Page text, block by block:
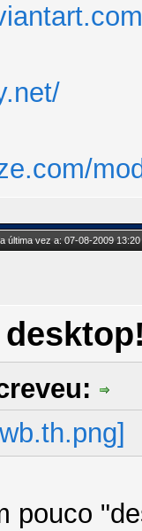
última vez a: 07-08-2009
pouco